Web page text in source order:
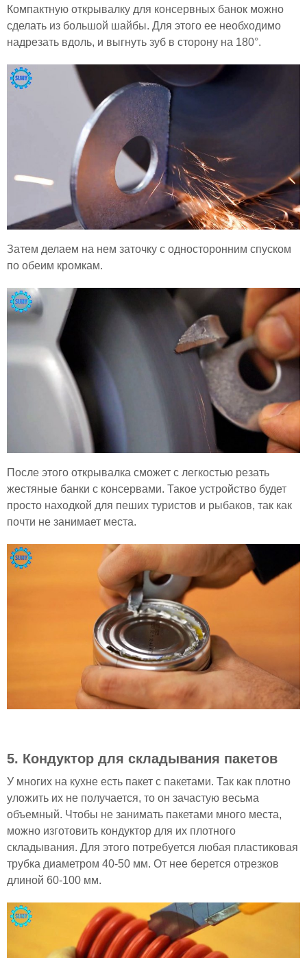
Компактную открывалку для консервных банок можно
сделать из большой шайбы. Для этого ее необходимо
надрезать вдоль, и выгнуть зуб в сторону на 180°.
Затем делаем на нем заточку с односторонним спуском
по обеим кромкам.
После этого открывалка сможет с легкостью резать
жестяные банки с консервами. Такое устройство будет
просто находкой для пеших туристов и рыбаков, так как
почти не занимает места.
5. Кондуктор для складывания пакетов
У многих на кухне есть пакет с пакетами. Так как плотно
уложить их не получается, то он зачастую весьма
объемный. Чтобы не занимать пакетами много места,
можно изготовить кондуктор для их плотного
складывания. Для этого потребуется любая пластиковая
трубка диаметром 40-50 мм. От нее берется отрезков
длиной 60-100 мм.